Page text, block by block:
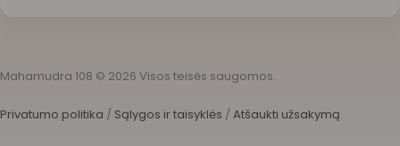
Mahamudra 108 © 2026 Visos teisės saugomos.
Privatumo politika / Sąlygos ir taisyklės / Atšaukti užsakymą